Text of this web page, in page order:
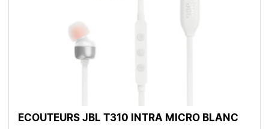
ECOUTEURS JBL T310 INTRA MICRO BLANC